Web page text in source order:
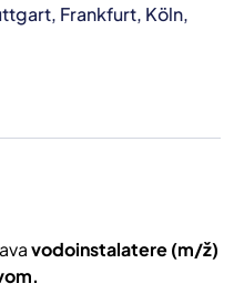
Frankfurt, Köln,
vodoinstalatere (m/ž)